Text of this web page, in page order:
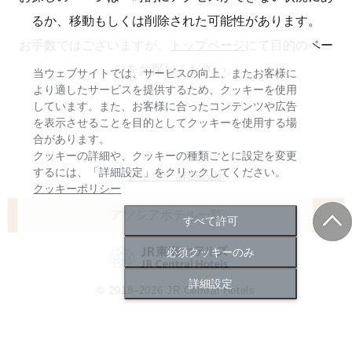
当ウェブサイトでは、サービスの向上、またお客様に
より適したサービスを提供するため、クッキーを使用
しています。また、お客様に合ったコンテンツや広告
を表示させることを目的としてクッキーを使用する場
合があります。
クッキーの詳細や、クッキーの種類ごとに設定を変更
するには、「詳細設定」をクリックしてください。
クッキーポリシー
すべて許可
必須クッキーのみ
詳細設定
るか、移動もしくは削除された可能性があります。
にて目的のペー
ジをお探しください。
クッキー詳細設定
アソシアホテル一覧
名古屋マリオットアソシアホテル
ヒルトン高山リゾート
© 2018–2026 JR Central Hotels